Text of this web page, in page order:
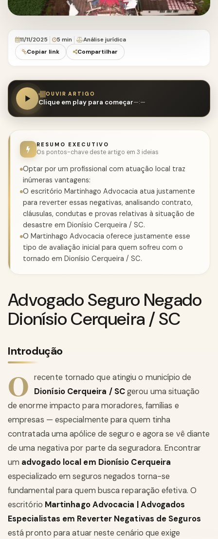
11/11/2025 5 min
Análise jurídica
Copiar link
Compartilhar
OUVIR ARTIGO
Clique em play para começar—:—
RESUMO EXECUTIVO
Os pontos-chave deste artigo em 3 ideias
Optar por um profissional com atuação local traz
inúmeras vantagens:
O escritório Martinhago Advocacia atua justamente
para reverter essas negativas, analisando contrato,
cláusulas, condutas e provas relativas à situação de
desastre em Dionísio Cerqueira / SC.
O Martinhago Advocacia oferece justamente esse
tipo de avaliação inicial para quem sofreu com o
tornado em Dionísio Cerqueira / SC.
Advogado Seguro Negado
Dionísio Cerqueira / SC
Introdução
O recente tornado que atingiu o município de
Dionísio Cerqueira / SCgerou uma situação
de enorme impacto para moradores, famílias e
empresas — especialmente para quem tinha
contratada uma apólice de seguro e agora se vê diante
de uma negativa por parte da seguradora. Encontrar
um advogado local em Dionísio Cerqueira
especializado em seguros negados torna-se
fundamental para quem busca reparação efetiva. O
escritório Martinhago Advocacia | Advogados
Especialistas em Reverter Negativas de Seguros
está pronto para atuar neste cenário que exige